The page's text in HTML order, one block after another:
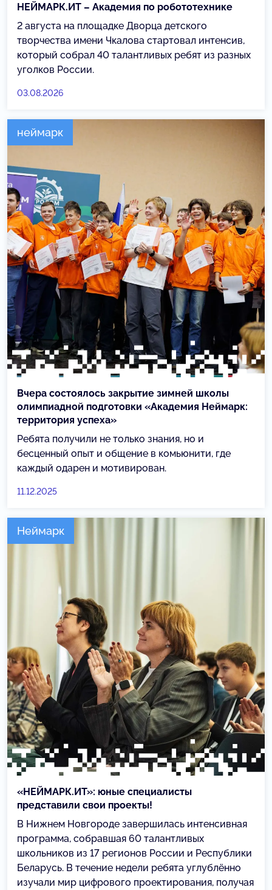
НЕЙМАРК.ИТ – Академия по робототехнике
2 августа на площадке Дворца детского
творчества имени Чкалова стартовал интенсив,
который собрал 40 талантливых ребят из разных
уголков России.
03.08.2026
неймарк
Вчера состоялось закрытие зимней школы
олимпиадной подготовки «Академия Неймарк:
территория успеха»
Ребята получили не только знания, но и
бесценный опыт и общение в комьюнити, где
каждый одарен и мотивирован.
11.12.2025
Неймарк
«НЕЙМАРК.ИТ»: юные специалисты
представили свои проекты!
В Нижнем Новгороде завершилась интенсивная
программа, собравшая 60 талантливых
школьников из 17 регионов России и Республики
Беларусь. В течение недели ребята углублённо
изучали мир цифрового проектирования, получая